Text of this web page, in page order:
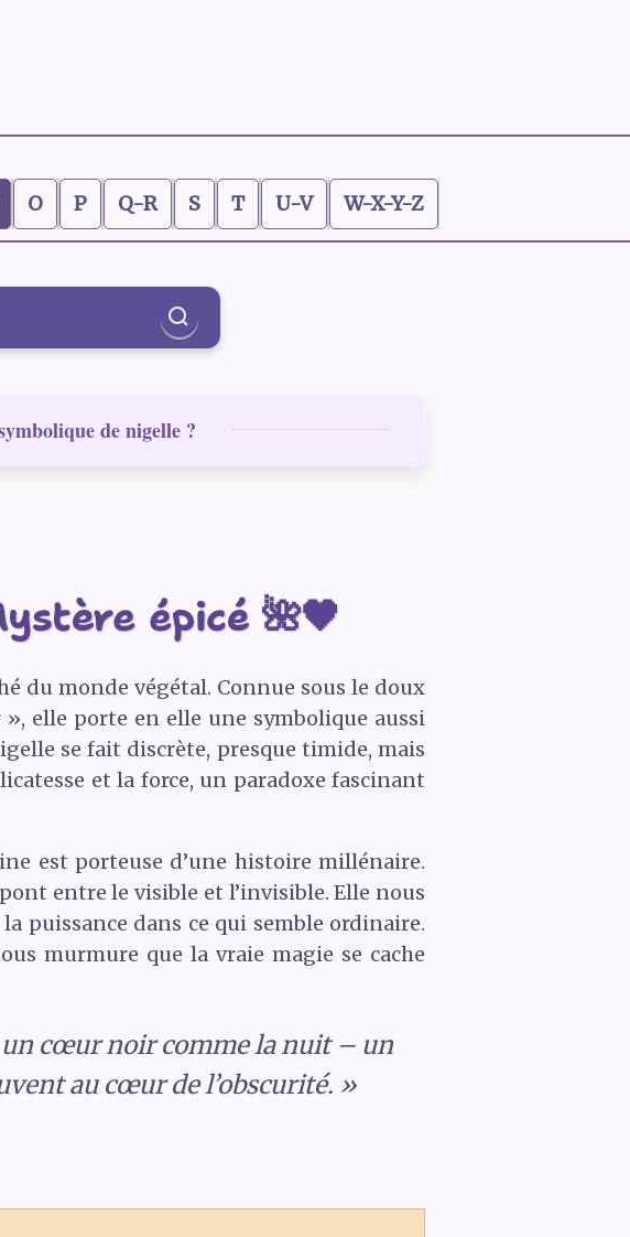
O P Q-R S T U-V W-X-Y-Z
de nigelle ?
épicé 🌺🖤
du monde végétal. Connue sous le doux
elle porte en elle une symbolique aussi
se fait discrète, presque timide, mais
et la force, un paradoxe fascinant
est porteuse d’une histoire millénaire.
entre le visible et l’invisible. Elle nous
puissance dans ce qui semble ordinaire.
murmure que la vraie magie se cache
un cœur noir comme la nuit – un
au cœur de l’obscurité. »